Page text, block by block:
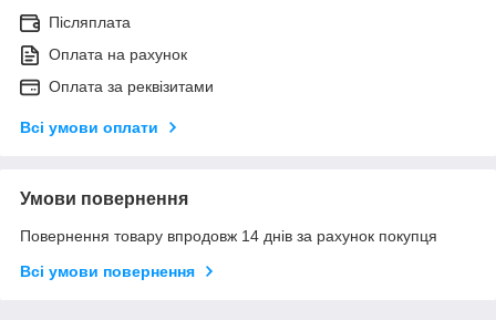
Післяплата
Оплата на рахунок
Оплата за реквізитами
Всі умови оплати
Умови повернення
Повернення товару впродовж 14 днів за рахунок покупця
Всі умови повернення